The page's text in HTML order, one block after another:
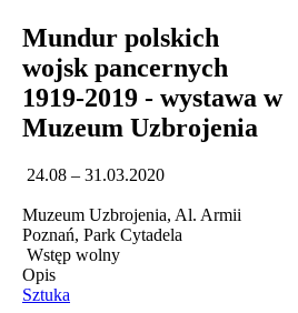
Mundur polskich
wojsk pancernych
1919-2019 - wystawa w
Muzeum Uzbrojenia
24.08 – 31.03.2020
Muzeum Uzbrojenia, Al. Armii
Poznań, Park Cytadela
Wstęp wolny
Opis
Sztuka